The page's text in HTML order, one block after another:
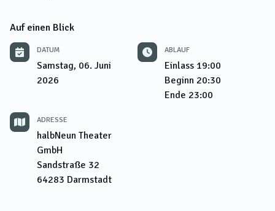
Auf einen Blick
DATUM
Samstag, 06. Juni
2026
ABLAUF
Einlass 19:00
Beginn 20:30
Ende 23:00
ADRESSE
halbNeun Theater
GmbH
Sandstraße 32
64283 Darmstadt